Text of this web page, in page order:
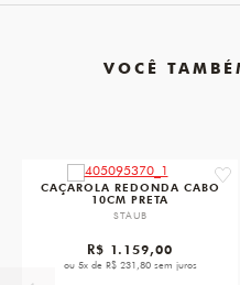
VOCÊ
CAÇAROLA REDONDA CABO
10CM PRETA
STAUB
R$ 1.159,00
ou 5x de R$ 231,80 sem juros